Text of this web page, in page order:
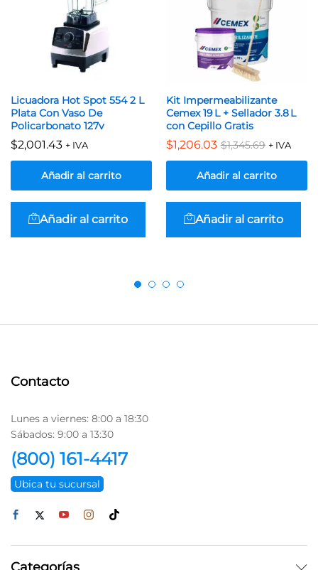
Licuadora Hot Spot 554 2 L
Plata Con Vaso De
Policarbonato 127v
$2,001.43 + IVA
Añadir al carrito
Añadir al carrito
Kit Impermeabilizante
Cemex 19 L + Sellador 3.8 L
con Cepillo Gratis
$1,206.03 $1,345.69 + IVA
Añadir al carrito
Añadir al carrito
Contacto
Lunes a viernes: 8:00 a 18:30
Sábados: 9:00 a 13:30
(800) 161-4417
Ubica tu sucursal